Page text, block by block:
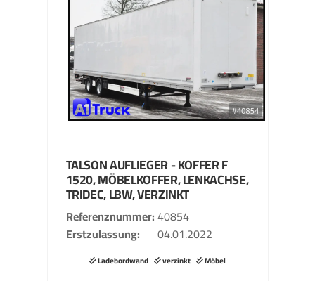
TALSONAUFLIEGER - KOFFERF
1520, MÖBELKOFFER, LENKACHSE,
TRIDEC, LBW, VERZINKT
Referenznummer 40854
Erstzulassung
04.01.2022
Ladebordwand verzinkt Möbel